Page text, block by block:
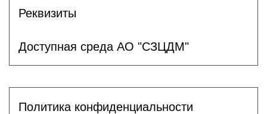
Реквизиты
Доступная среда АО "СЗЦДМ"
Политика конфиденциальности